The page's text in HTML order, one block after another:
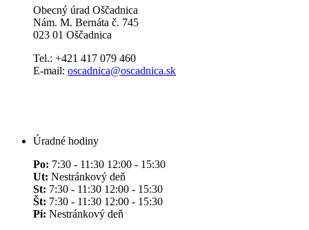
Obecný úrad Oščadnica
Nám. M. Bernáta č. 745
023 01 Oščadnica
Tel.: +421 417 079 460
E-mail: oscadnica@oscadnica.sk
Úradné hodiny
Po: 7:30 - 11:30 12:00 - 15:30
Ut: Nestránkový deň
St: 7:30 - 11:30 12:00 - 15:30
Št: 7:30 - 11:30 12:00 - 15:30
Pi: Nestránkový deň